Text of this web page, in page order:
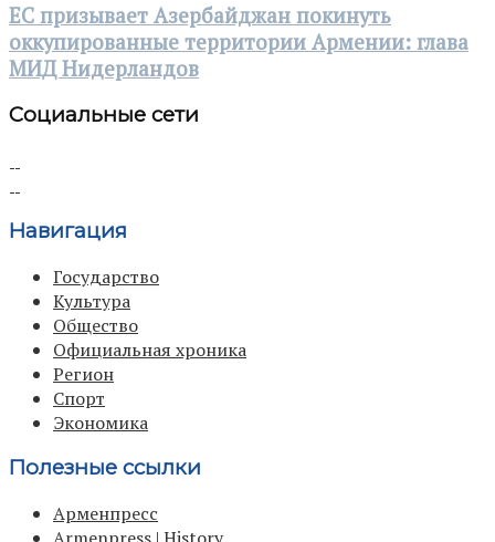
ЕС призывает Азербайджан покинуть
оккупированные территории Армении: глава
МИД Нидерландов
Социальные сети
Навигация
Государство
Культура
Общество
Официальная хроника
Регион
Спорт
Экономика
Полезные ссылки
Арменпресс